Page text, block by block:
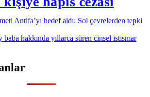
Antifa’yı hedef aldı: Sol çevrelerden tepki
baba hakkında yıllarca süren cinsel istismar